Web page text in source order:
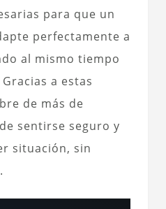
para que un
perfectamente a
al mismo tiempo
a estas
de más de
sentirse seguro y
situación, sin